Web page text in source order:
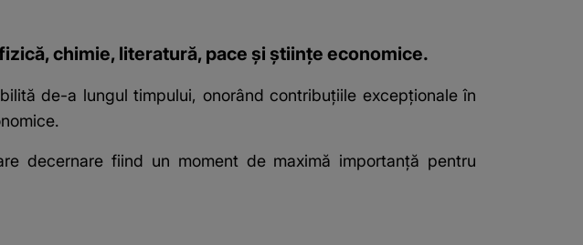
chimie, literatură, pace și științe economice.
de-a lungul timpului, onorând contribuțiile excepționale în
decernare fiind un moment de maximă importanță pentru